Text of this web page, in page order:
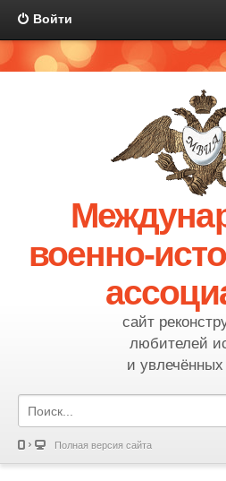
Войти
военно-
сайт
любителей
и
Полная версия сайта